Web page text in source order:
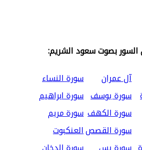
السور بصوت سعود الشريم:
آل عمران
سورة النساء
سورة يوسف سورة ابراهيم
سورة الكهف سورة مريم
سورة القصصالعنكبوت